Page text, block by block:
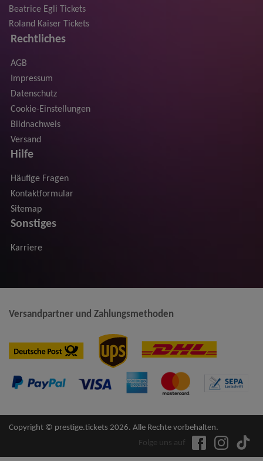
Beatrice Egli Tickets
Roland Kaiser Tickets
Rechtliches
AGB
Impressum
Datenschutz
Cookie-Einstellungen
Bildnachweis
Versand
Hilfe
Häufige Fragen
Kontaktformular
Sitemap
Sonstiges
Karriere
Versandpartner und Zahlungsmethoden
Copyright © prestige.tickets 2026. Alle Rechte vorbehalten.
Folge uns auf